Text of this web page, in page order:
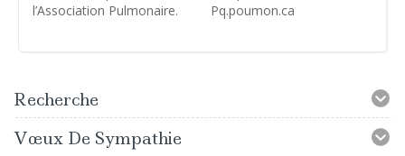
l’Association Pulmonaire. Pq.poumon.ca
Recherche
Vœux De Sympathie